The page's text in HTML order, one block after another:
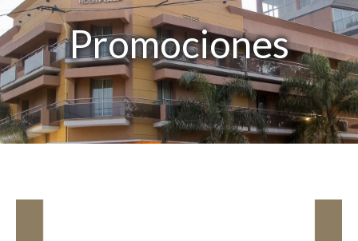
Promociones